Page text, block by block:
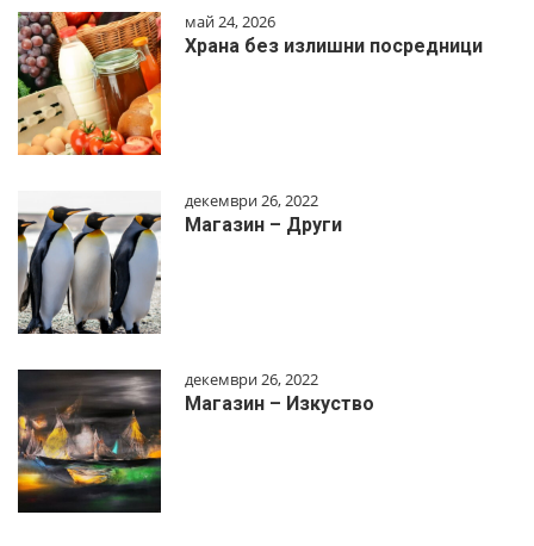
май 24, 2026
Храна без излишни посредници
декември 26, 2022
Магазин – Други
декември 26, 2022
Магазин – Изкуство